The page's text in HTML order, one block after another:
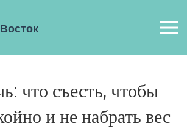
что съесть, чтобы
и не набрать вес